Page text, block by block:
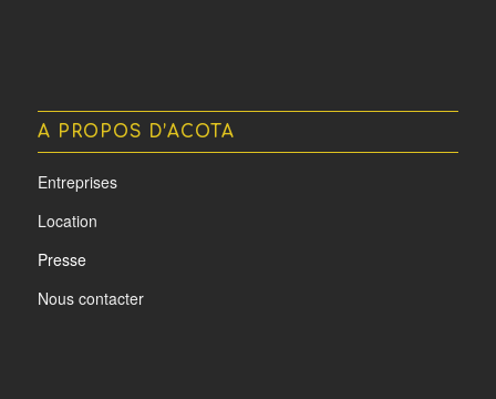
A PROPOS D’ACOTA
Entreprises
Location
Presse
Nous contacter